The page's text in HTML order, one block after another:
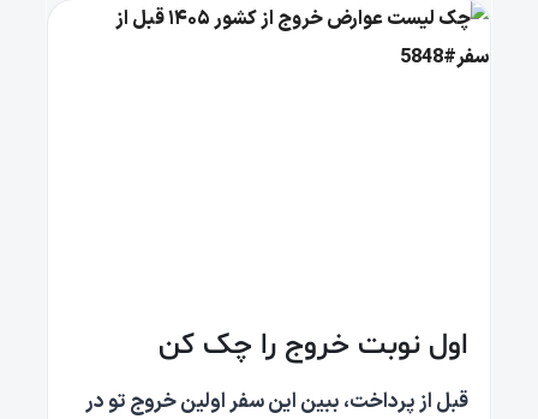
اول نوبت خروج را چک کن
قبل از پرداخت، ببین این سفر اولین خروج تو در